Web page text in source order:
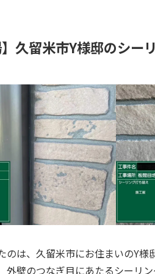
久留米市Y様邸のシー
のは、久留米市にお住まいのY様
外壁のつなぎ目にあたるシーリ